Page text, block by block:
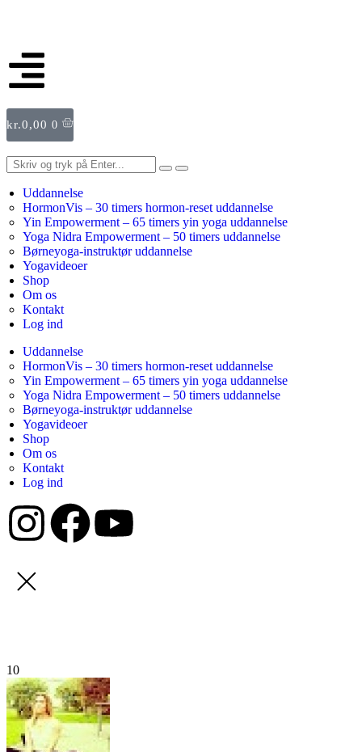
kr.0,00 0
Uddannelse
HormonVis – 30 timers hormon-reset uddannelse
Yin Empowerment – 65 timers yin yoga uddannelse
Yoga Nidra Empowerment – 50 timers uddannelse
Børneyoga-instruktør uddannelse
Yogavideoer
Shop
Om os
Kontakt
Log ind
Uddannelse
HormonVis – 30 timers hormon-reset uddannelse
Yin Empowerment – 65 timers yin yoga uddannelse
Yoga Nidra Empowerment – 50 timers uddannelse
Børneyoga-instruktør uddannelse
Yogavideoer
Shop
Om os
Kontakt
Log ind
10